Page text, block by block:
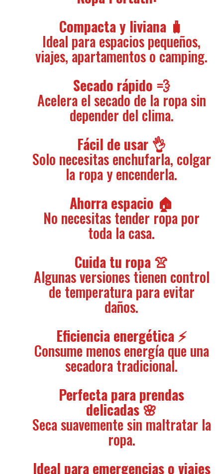
Compacta y liviana 🧳
Ideal para espacios pequeños,
viajes, apartamentos o camping.
Secado rápido 💨
Acelera el secado de la ropa sin
depender del clima.
Fácil de usar 👌
Solo necesitas enchufarla, colgar
la ropa y encenderla.
Ahorra espacio 🏠
No necesitas tender ropa por
toda la casa.
Cuida tu ropa 👚
Algunas versiones tienen control
de temperatura para evitar
daños.
Eficiencia energética ⚡
Consume menos energía que una
secadora tradicional.
Perfecta para prendas
delicadas 🌸
Seca suavemente sin maltratar la
ropa.
Ideal para emergencias o viajes